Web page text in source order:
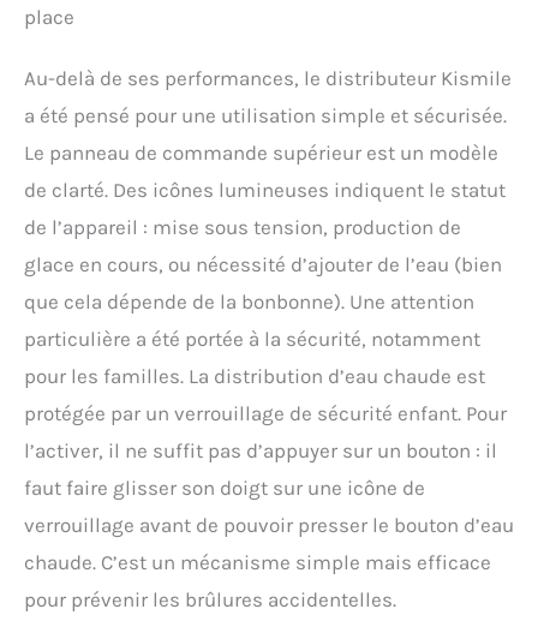
place
Au-delà de ses performances, le distributeur Kismile
a été pensé pour une utilisation simple et sécurisée.
Le panneau de commande supérieur est un modèle
de clarté. Des icônes lumineuses indiquent le statut
de l’appareil : mise sous tension, production de
glace en cours, ou nécessité d’ajouter de l’eau (bien
que cela dépende de la bonbonne). Une attention
particulière a été portée à la sécurité, notamment
pour les familles. La distribution d’eau chaude est
protégée par un verrouillage de sécurité enfant. Pour
l’activer, il ne suffit pas d’appuyer sur un bouton : il
faut faire glisser son doigt sur une icône de
verrouillage avant de pouvoir presser le bouton d’eau
chaude. C’est un mécanisme simple mais efficace
pour prévenir les brûlures accidentelles.